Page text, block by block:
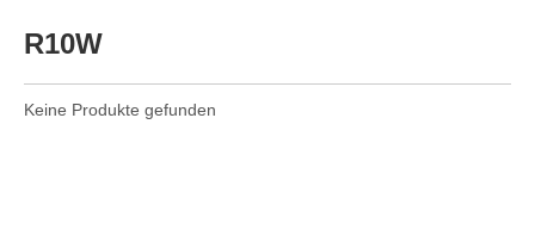
R10W
Keine Produkte gefunden